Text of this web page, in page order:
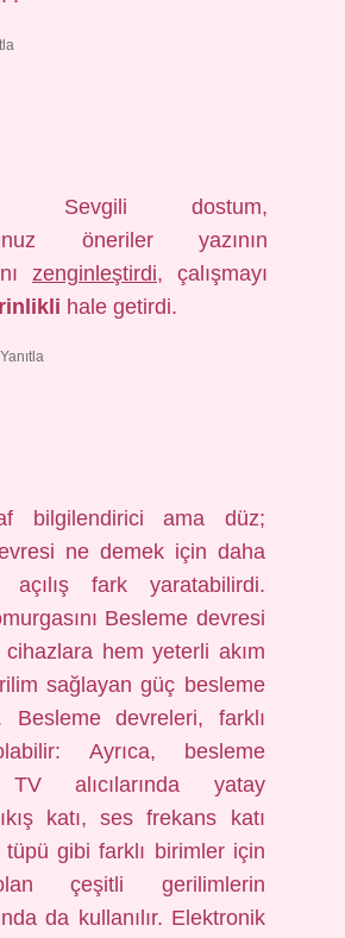
Sevgili dostum,
öneriler yazının
zenginleştirdi, çalışmayı
hale getirdi.
Yanıtla
bilgilendirici ama düz;
ne demek için daha
fark yaratabilirdi.
Besleme devresi
hem yeterli akım
sağlayan güç besleme
Besleme devreleri, farklı
Ayrıca, besleme
alıcılarında yatay
katı, ses frekans katı
gibi farklı birimler için
çeşitli gerilimlerin
da kullanılır. Elektronik